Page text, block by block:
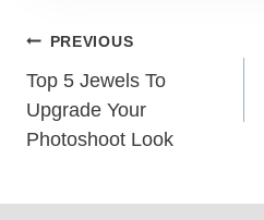
PREVIOUS
Top 5 Jewels To
Upgrade Your
Photoshoot Look